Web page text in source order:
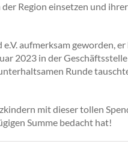
Region einsetzen und
aufmerksam
2023 in der
Runde
mit dieser tollen
Summe bedacht hat!